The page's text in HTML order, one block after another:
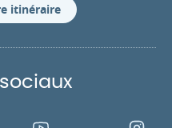
itinéraire
Youtube